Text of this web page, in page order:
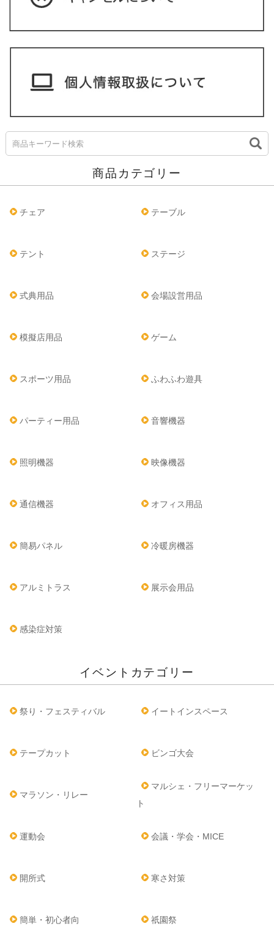
商品カテゴリー
チェア テーブル
テント ステージ
式典用品 会場設営用品
模擬店用品 ゲーム
スポーツ用品 ふわふわ遊具
パーティー用品 音響機器
照明機器 映像機器
通信機器 オフィス用品
簡易パネル 冷暖房機器
アルミトラス 展示会用品
感染症対策
イベントカテゴリー
祭り・フェスティバル イートインスペース
テープカット ビンゴ大会
マラソン・リレー
マルシェ・フリーマーケッ
ト
運動会 会議・学会・MICE
開所式 寒さ対策
簡単・初心者向 祇園祭